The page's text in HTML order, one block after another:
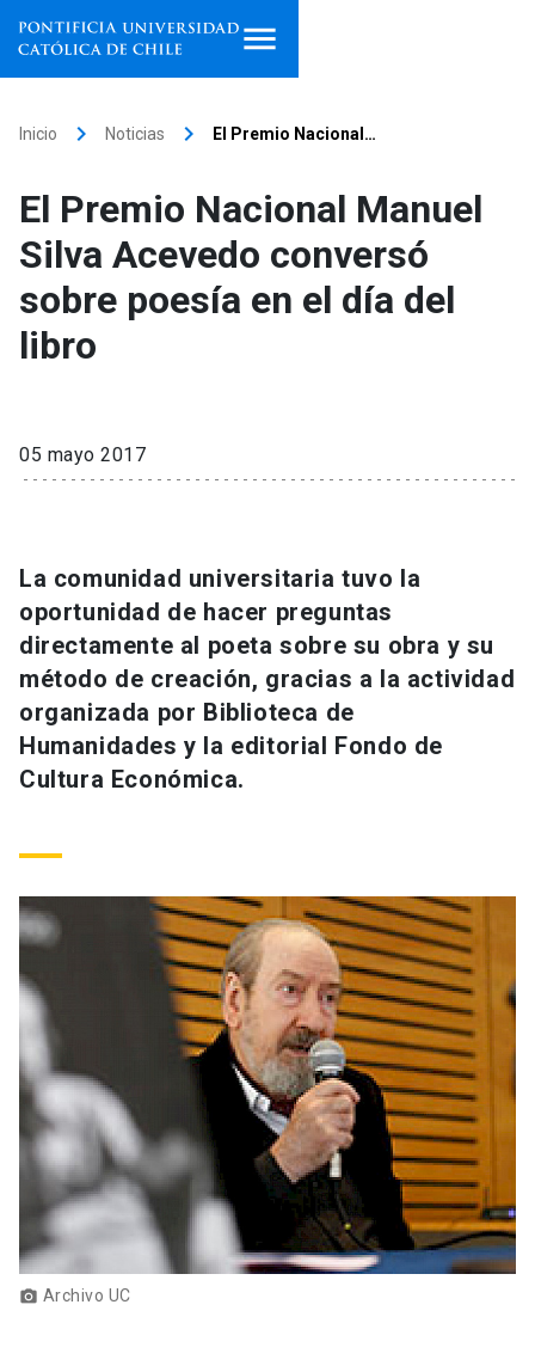
Facultades, escuelas e
institutos
Investigación
Información para keyboard_arrow_down
Futuros estudiantes
Estudiantes
Académicos
Personal
Alumni launch
Vecinos
Go to english site launch
ACCESOS DIRECTOS
Admisión launch
Mi Portal UC launch
Medios Biblioteca launch
Donaciones
Inicio keyboard_arrow_right Noticias keyboard_arrow_right El Premio Nacional…
El Premio Nacional Manuel
Silva Acevedo conversó
sobre poesía en el día del
libro
05 mayo 2017
La comunidad universitaria tuvo la
oportunidad de hacer preguntas
directamente al poeta sobre su obra y su
método de creación, gracias a la actividad
organizada por Biblioteca de
Humanidades y la editorial Fondo de
Cultura Económica.
photo_camera Archivo UC